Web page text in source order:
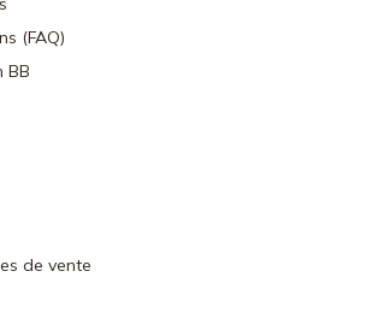
(FAQ)
BB
de vente